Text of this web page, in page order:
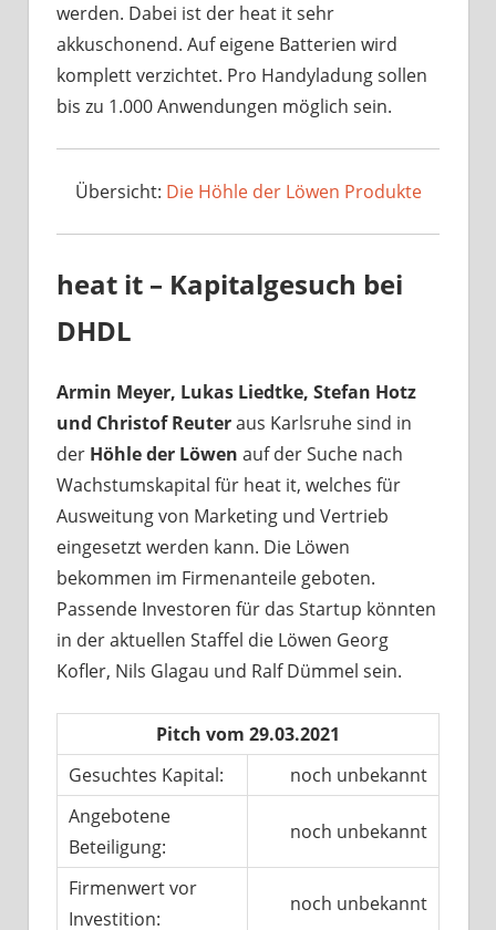
werden. Dabei ist der heat it sehr
akkuschonend. Auf eigene Batterien wird
komplett verzichtet. Pro Handyladung sollen
bis zu 1.000 Anwendungen möglich sein.
Übersicht: Die Höhle der Löwen Produkte
heat it – Kapitalgesuch bei
DHDL
Armin Meyer, Lukas Liedtke, Stefan Hotz
und Christof Reuteraus Karlsruhe sind in
der Höhle der Löwen auf der Suche nach
Wachstumskapital für heat it, welches für
Ausweitung von Marketing und Vertrieb
eingesetzt werden kann. Die Löwen
bekommen im Firmenanteile geboten.
Passende Investoren für das Startup könnten
in der aktuellen Staffel die Löwen Georg
Kofler, Nils Glagau und Ralf Dümmel sein.
Pitch vom 29.03.2021
Gesuchtes Kapital:
noch unbekannt
Angebotene
Beteiligung:
noch unbekannt
Firmenwert vor
Investition:
noch unbekannt